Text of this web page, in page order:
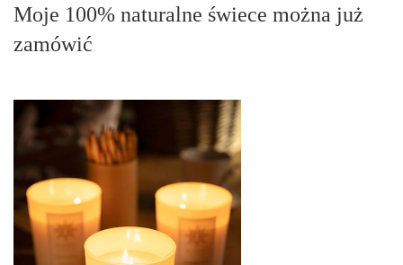
Moje 100% naturalne świece można już
zamówić